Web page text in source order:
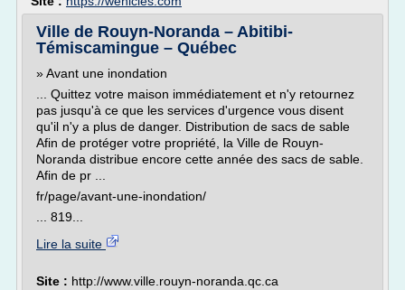
Ville de Rouyn-Noranda – Abitibi-
Témiscamingue – Québec
» Avant une inondation
... Quittez votre maison immédiatement et n'y retournez
pas jusqu'à ce que les services d'urgence vous disent
qu'il n'y a plus de danger. Distribution de sacs de sable
Afin de protéger votre propriété, la Ville de Rouyn-
Noranda distribue encore cette année des sacs de sable.
Afin de pr ...
fr/page/avant-une-inondation/
... 819...
Lire la suite
Site : http://www.ville.rouyn-noranda.qc.ca